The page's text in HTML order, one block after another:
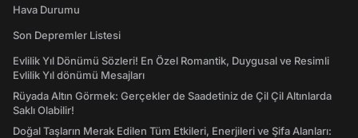
Hava Durumu
Son Depremler Listesi
Evlilik Yıl Dönümü Sözleri! En Özel Romantik, Duygusal ve Resimli
Evlilik Yıl dönümü Mesajları
Rüyada Altın Görmek: Gerçekler de Saadetiniz de Çil Çil Altınlarda
Saklı Olabilir!
Doğal Taşların Merak Edilen Tüm Etkileri, Enerjileri ve Şifa Alanları: